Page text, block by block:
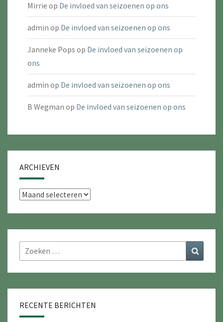
Mirrie op De invloed van seizoenen op ons
admin op De invloed van seizoenen op ons
Janneke Pops op De invloed van seizoenen op
ons
admin op De invloed van seizoenen op ons
B Wegman op De invloed van seizoenen op ons
ARCHIEVEN
Archieven
Zoeken
naar:
RECENTE BERICHTEN